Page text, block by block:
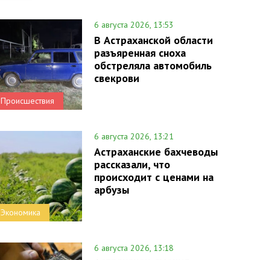
Происшествия
6 августа 2026, 13:53
В Астраханской области
разъяренная сноха
обстреляла автомобиль
свекрови
Экономика
6 августа 2026, 13:21
Астраханские бахчеводы
рассказали, что
происходит с ценами на
арбузы
6 августа 2026, 13:18